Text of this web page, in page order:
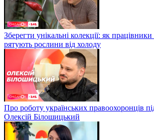
Зберегти унікальні колекції: як
рятують рослини від холоду
Про роботу українських правоохоронців
Олексій Білошицький